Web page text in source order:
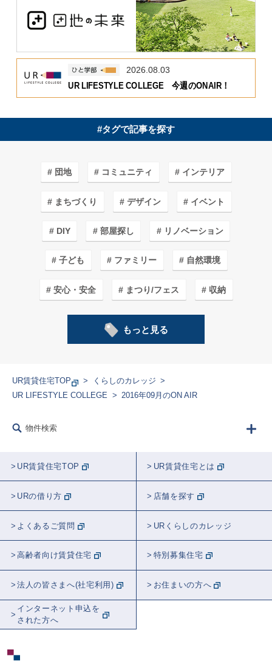
2026.08.03
UR LIFESTYLE COLLEGE 今週のONAIR！
#タグで記事を探す
団地 コミュニティ インテリア
まちづくり デザイン イベント
DIY 部屋探し リノベーション
子ども ファミリー 自然環境
安心・安全 まつり/フェス 収納
ガーデニング 家事
音楽 学校 睡眠
観葉植物 近居
スポット紹介 全国 埼玉
神奈川 関東 茨城
北海道 愛知 大阪
もっと見る
UR賃貸住宅TOP
くらしのカレッジ
UR LIFESTYLE COLLEGE
2016年09月のON AIR
物件検索
UR賃貸住宅TOP UR賃貸住宅とは
URの借り方 店舗を探す
よくあるご質問 URくらしのカレッジ
高齢者向け賃貸住宅 特別募集住宅
法人の皆さまへ(社宅利用) お住まいの方へ
インターネット申込を
された方へ